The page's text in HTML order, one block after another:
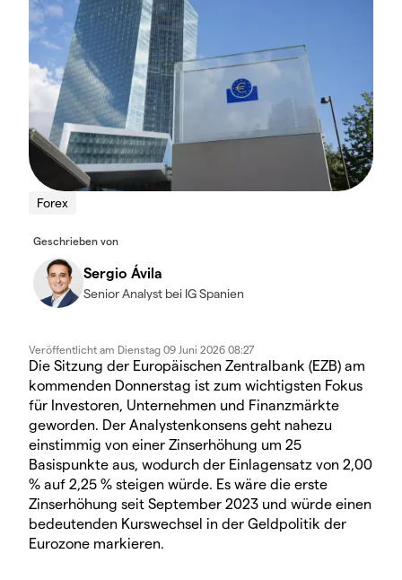
Forex
Geschrieben von
Sergio Ávila
Senior Analyst bei IG Spanien
Veröffentlicht am Dienstag 09 Juni 2026 08:27
Die Sitzung der Europäischen Zentralbank (EZB) am
kommenden Donnerstag ist zum wichtigsten Fokus
für Investoren, Unternehmen und Finanzmärkte
geworden. Der Analystenkonsens geht nahezu
einstimmig von einer Zinserhöhung um 25
Basispunkte aus, wodurch der Einlagensatz von 2,00
% auf 2,25 % steigen würde. Es wäre die erste
Zinserhöhung seit September 2023 und würde einen
bedeutenden Kurswechsel in der Geldpolitik der
Eurozone markieren.